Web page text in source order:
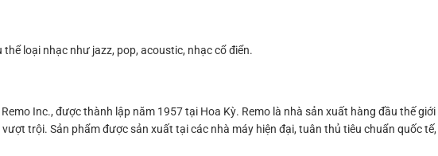
loại nhạc như jazz, pop, acoustic, nhạc cổ điển.
Inc., được thành lập năm 1957 tại Hoa Kỳ. Remo là nhà sản xuất hàng đầu thế
trội. Sản phẩm được sản xuất tại các nhà máy hiện đại, tuân thủ tiêu chuẩn quốc